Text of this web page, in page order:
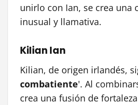
unirlo con Ian, se crea una
inusual y llamativa.
Kilian Ian
Kilian, de origen irlandés,
combatiente'. Al
crea una fusión de